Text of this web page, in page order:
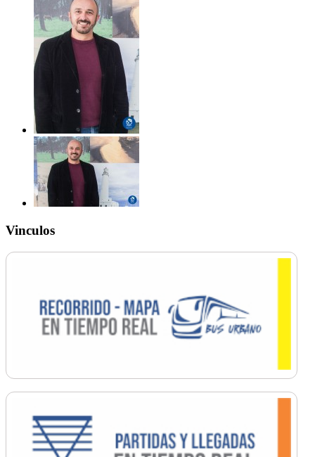
Vinculos